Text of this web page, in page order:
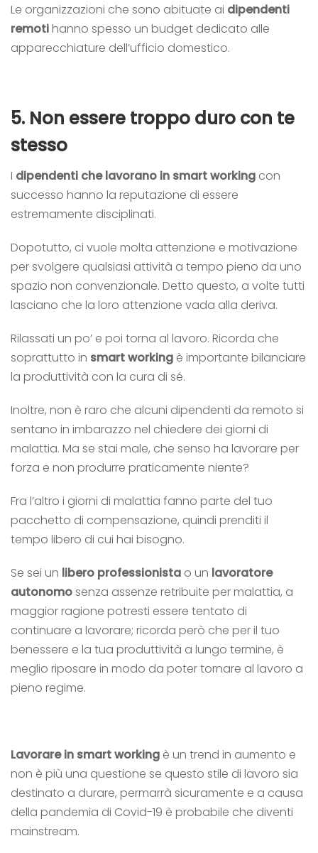
Le organizzazioni che sono abituate ai dipendenti
remotihanno spesso un budget dedicato alle
apparecchiature dell’ufficio domestico.
5. Non essere troppo duro con te
stesso
I dipendenti che lavorano in smart working con
successo hanno la reputazione di essere
estremamente disciplinati.
Dopotutto, ci vuole molta attenzione e motivazione
per svolgere qualsiasi attività a tempo pieno da uno
spazio non convenzionale. Detto questo, a volte tutti
lasciano che la loro attenzione vada alla deriva.
Rilassati un po’ e poi torna al lavoro. Ricorda che
soprattutto in smart working è importante bilanciare
la produttività con la cura di sé.
Inoltre, non è raro che alcuni dipendenti da remoto si
sentano in imbarazzo nel chiedere dei giorni di
malattia. Ma se stai male, che senso ha lavorare per
forza e non produrre praticamente niente?
Fra l’altro i giorni di malattia fanno parte del tuo
pacchetto di compensazione, quindi prenditi il
tempo libero di cui hai bisogno.
Se sei un libero professionista o un lavoratore
autonomosenza assenze retribuite per malattia, a
maggior ragione potresti essere tentato di
continuare a lavorare; ricorda però che per il tuo
benessere e la tua produttività a lungo termine, è
meglio riposare in modo da poter tornare al lavoro a
pieno regime.
Lavorare in smart working è un trend in aumento e
non è più una questione se questo stile di lavoro sia
destinato a durare, permarrà sicuramente e a causa
della pandemia di Covid-19 è probabile che diventi
mainstream.